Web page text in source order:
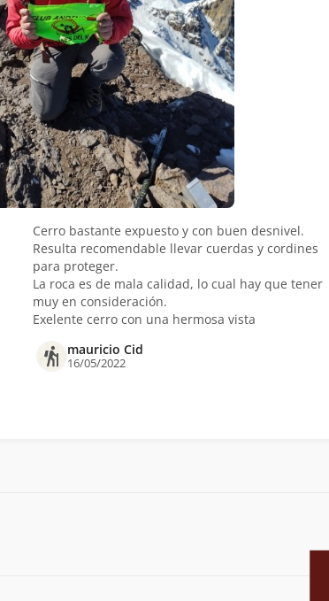
Cerro bastante expuesto y con buen desnivel.
Resulta recomendable llevar cuerdas y cordines
para proteger.
La roca es de mala calidad, lo cual hay que tener
muy en consideración.
Exelente cerro con una hermosa vista
mauricio Cid
16/05/2022